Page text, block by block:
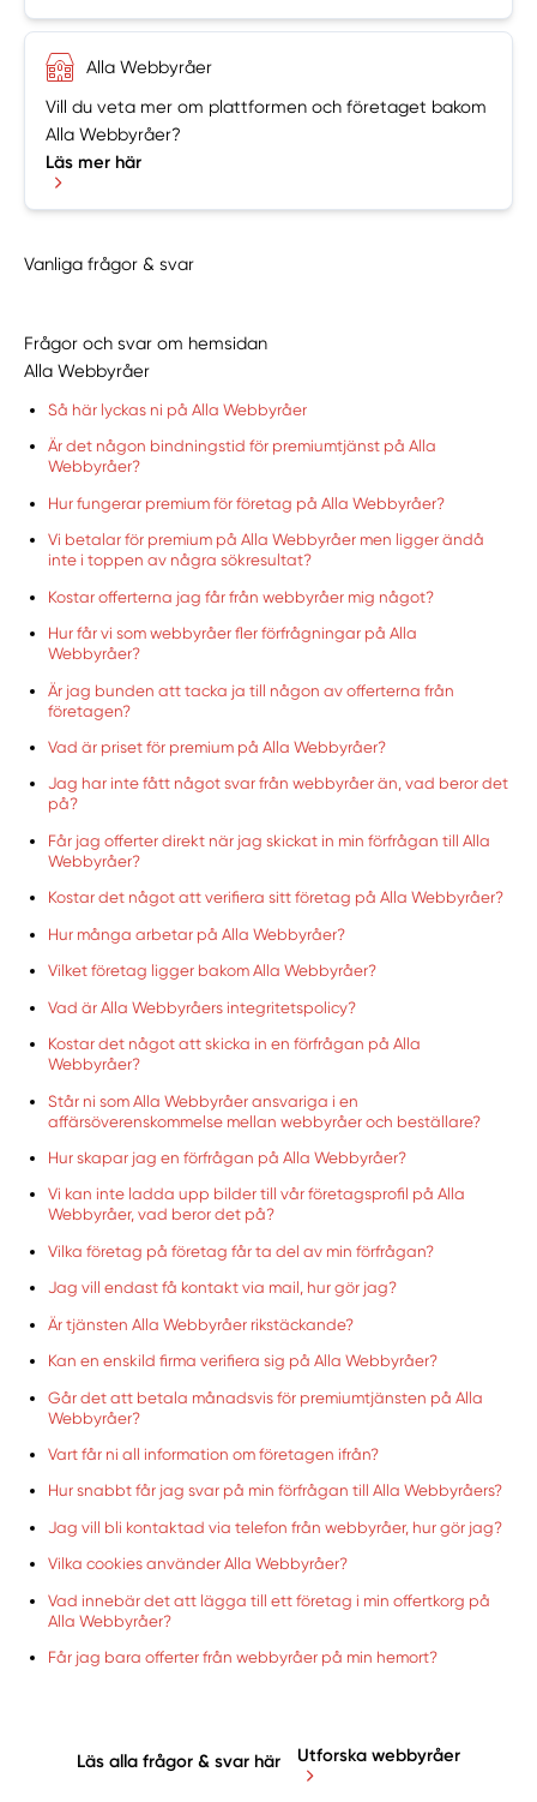
Alla Webbyråer
Vill du veta mer om plattformen och företaget bakom
Alla Webbyråer?
Läs mer här
Vanliga frågor & svar
Frågor och svar om hemsidan
Alla Webbyråer
Så här lyckas ni på Alla Webbyråer
Är det någon bindningstid för premiumtjänst på Alla
Webbyråer?
Hur fungerar premium för företag på Alla Webbyråer?
Vi betalar för premium på Alla Webbyråer men ligger ändå
inte i toppen av några sökresultat?
Kostar offerterna jag får från webbyråer mig något?
Hur får vi som webbyråer fler förfrågningar på Alla
Webbyråer?
Är jag bunden att tacka ja till någon av offerterna från
företagen?
Vad är priset för premium på Alla Webbyråer?
Jag har inte fått något svar från webbyråer än, vad beror det
på?
Får jag offerter direkt när jag skickat in min förfrågan till Alla
Webbyråer?
Kostar det något att verifiera sitt företag på Alla Webbyråer?
Hur många arbetar på Alla Webbyråer?
Vilket företag ligger bakom Alla Webbyråer?
Vad är Alla Webbyråers integritetspolicy?
Kostar det något att skicka in en förfrågan på Alla
Webbyråer?
Står ni som Alla Webbyråer ansvariga i en
affärsöverenskommelse mellan webbyråer och beställare?
Hur skapar jag en förfrågan på Alla Webbyråer?
Vi kan inte ladda upp bilder till vår företagsprofil på Alla
Webbyråer, vad beror det på?
Vilka företag på företag får ta del av min förfrågan?
Jag vill endast få kontakt via mail, hur gör jag?
Är tjänsten Alla Webbyråer rikstäckande?
Kan en enskild firma verifiera sig på Alla Webbyråer?
Går det att betala månadsvis för premiumtjänsten på Alla
Webbyråer?
Vart får ni all information om företagen ifrån?
Hur snabbt får jag svar på min förfrågan till Alla Webbyråers?
Jag vill bli kontaktad via telefon från webbyråer, hur gör jag?
Vilka cookies använder Alla Webbyråer?
Vad innebär det att lägga till ett företag i min offertkorg på
Alla Webbyråer?
Får jag bara offerter från webbyråer på min hemort?
Läs alla frågor & svar här Utforska webbyråer